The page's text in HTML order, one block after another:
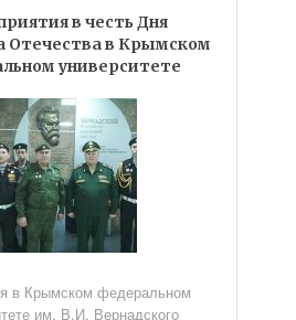
в честь Дня
Отечества в Крымском
университете
в Крымском федеральном
им. В.И. Вернадского